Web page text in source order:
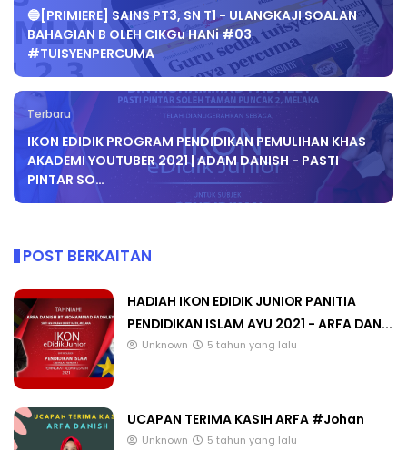
🔵[PRIMIERE] SAINS PT3, SN T1 - ULANGKAJI SOALAN
BAHAGIAN B OLEH CIKGu HANi #03
#TUISYENPERCUMA
Terbaru
IKON EDIDIK PROGRAM PENDIDIKAN PEMULIHAN KHAS
AKADEMI YOUTUBER 2021 | ADAM DANISH - PASTI
PINTAR SO…
POST BERKAITAN
HADIAH IKON EDIDIK JUNIOR PANITIA
PENDIDIKAN ISLAM AYU 2021 - ARFA DAN...
Unknown 5 tahun yang lalu
UCAPAN TERIMA KASIH ARFA #Johan
Unknown 5 tahun yang lalu